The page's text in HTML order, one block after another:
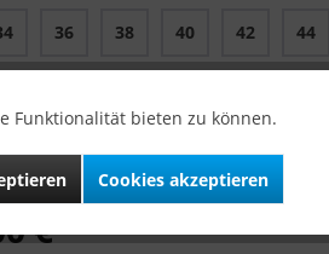
36 38 40 42 44
Stückverfügbar!
(PDF)
€
Funktionalität bieten zu können.
Cookies akzeptieren